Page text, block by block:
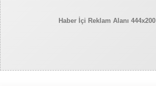
Haber İçi Reklam Alanı 444x200